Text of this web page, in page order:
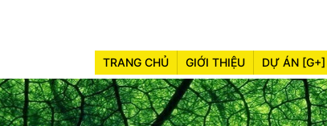
TRANG CHỦ GIỚI THIỆU DỰ ÁN [G+]